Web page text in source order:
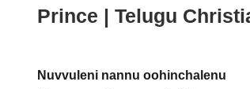
Prince | Telugu
Nuvvuleni nannu oohinchalenu